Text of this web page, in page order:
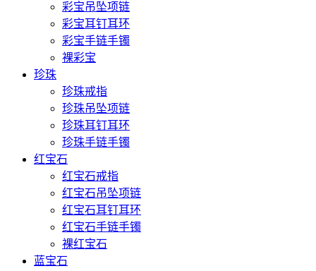
彩宝吊坠项链
彩宝耳钉耳环
彩宝手链手镯
裸彩宝
珍珠
珍珠戒指
珍珠吊坠项链
珍珠耳钉耳环
珍珠手链手镯
红宝石
红宝石戒指
红宝石吊坠项链
红宝石耳钉耳环
红宝石手链手镯
裸红宝石
蓝宝石